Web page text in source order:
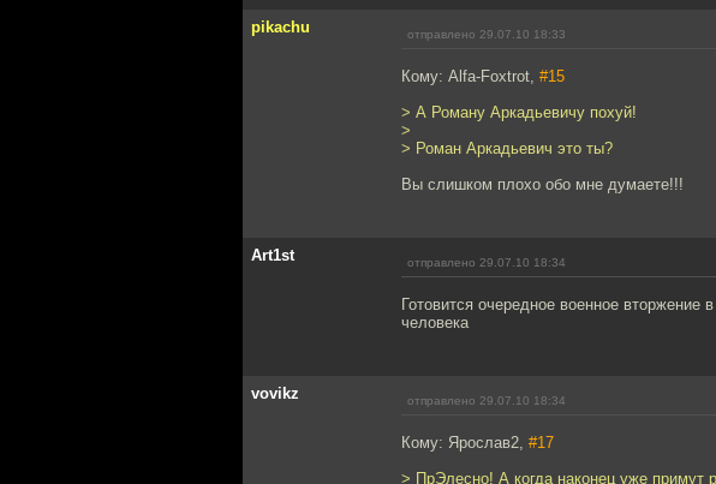
pikachu отправлено 29.07.10 18:33
Кому: Alfa-Foxtrot, #15
> А Роману Аркадьевичу похуй!
>
> Роман Аркадьевич это ты?
Вы слишком плохо обо мне думаете!!!
Art1st отправлено 29.07.10 18:34
Готовится очередное военное
человека
vovikz отправлено 29.07.10 18:34
Кому: Ярослав2, #17
> ПрЭлесно! А когда наконец уже примут